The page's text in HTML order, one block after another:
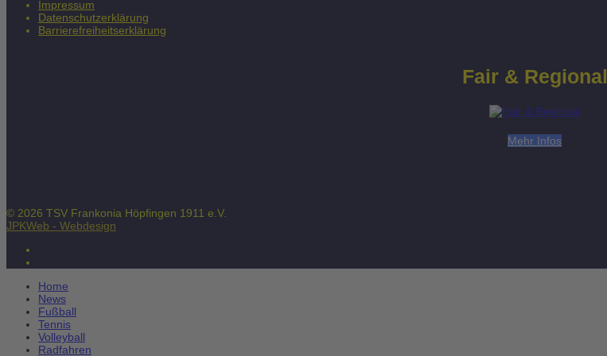
Impressum
Datenschutzerklärung
Barrierefreiheitserklärung
Fair & Regional
Mehr Infos
© 2026 TSV Frankonia Höpfingen 1911 e.V.
JPKWeb - Webdesign
Home
News
Fußball
Tennis
Volleyball
Radfahren